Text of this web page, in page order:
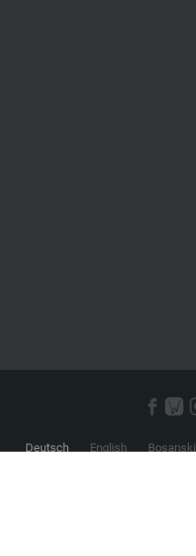
Deutsch English Bosanski